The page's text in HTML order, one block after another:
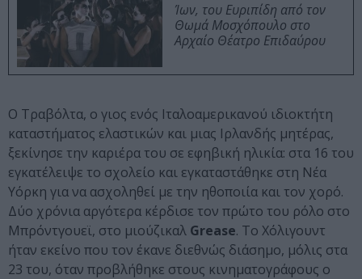
Ίων, του Ευριπίδη από τον
Θωμά Μοσχόπουλο στο
Αρχαίο Θέατρο Επιδαύρου
Ο Τραβόλτα, ο γιος ενός Ιταλοαμερικανού ιδιοκτήτη
καταστήματος ελαστικών και μιας Ιρλανδής μητέρας,
ξεκίνησε την καριέρα του σε εφηβική ηλικία: στα 16 του
εγκατέλειψε το σχολείο και εγκαταστάθηκε στη Νέα
Υόρκη για να ασχοληθεί με την ηθοποιία και τον χορό.
Δύο χρόνια αργότερα κέρδισε τον πρώτο του ρόλο στο
Μπρόντγουεϊ, στο μιούζικαλ Grease. Το Χόλιγουντ
ήταν εκείνο που τον έκανε διεθνώς διάσημο, μόλις στα
23 του, όταν προβλήθηκε στους κινηματογράφους ο